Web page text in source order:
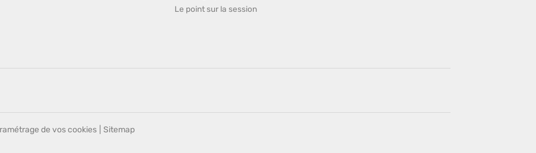
Le point sur la session
de vos cookies Sitemap